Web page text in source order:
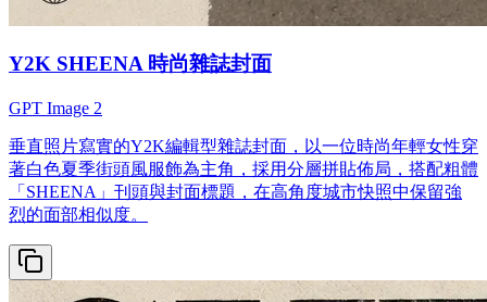
Y2K SHEENA 時尚雜誌封面
GPT Image 2
垂直照片寫實的Y2K編輯型雜誌封面，以一位時尚年輕女性穿
著白色夏季街頭風服飾為主角，採用分層拼貼佈局，搭配粗體
「SHEENA」刊頭與封面標題，在高角度城市快照中保留強
烈的面部相似度。